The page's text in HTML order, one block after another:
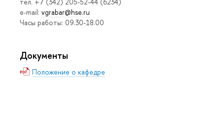
e-mail: vgrabar@hse.ru
Часы работы: 09.30-18.00
Документы
Положение о кафедре